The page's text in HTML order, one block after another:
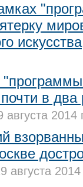
искусства
почти в
августа 2014
августа